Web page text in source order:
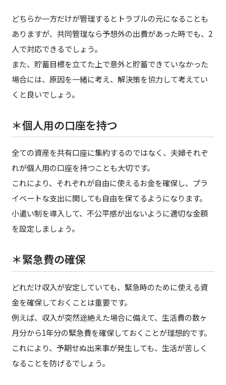
どちらか一方だけが管理するとトラブルの元になることも
ありますが、共同管理なら予想外の出費があった時でも、2
人で対応できるでしょう。
また、貯蓄目標を立てた上で意外と貯蓄できていなかった
場合には、原因を一緒に考え、解決策を協力して考えてい
くと良いでしょう。
＊個人用の口座を持つ
全ての資産を共有口座に集約するのではなく、夫婦それぞ
れが個人用の口座を持つことも大切です。
これにより、それぞれが自由に使えるお金を確保し、プラ
イベートな支出に関しても自由を保てるようになります。
小遣い制を導入して、不公平感が出ないように適切な金額
を設定しましょう。
＊緊急費の確保
どれだけ収入が安定していても、緊急時のために使える資
金を確保しておくことは重要です。
例えば、収入が突然途絶えた場合に備えて、生活費の数ヶ
月分から1年分の緊急費を確保しておくことが理想的です。
これにより、予期せぬ出来事が発生しても、生活が苦しく
なることを防げるでしょう。